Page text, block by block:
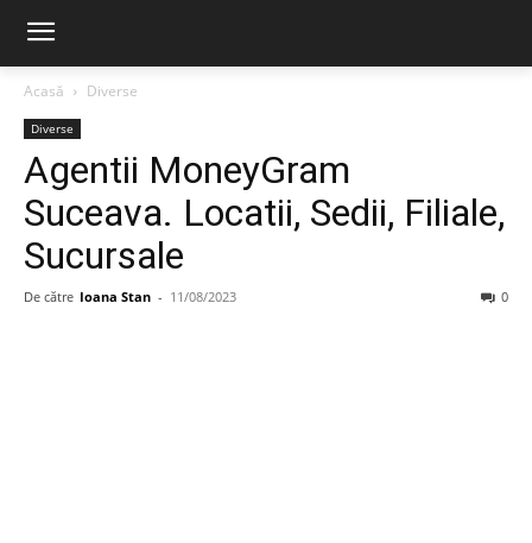
Acasă Diverse
Diverse
Agentii MoneyGram
Suceava. Locatii, Sedii, Filiale,
Sucursale
De către Ioana Stan - 11/08/2023 0